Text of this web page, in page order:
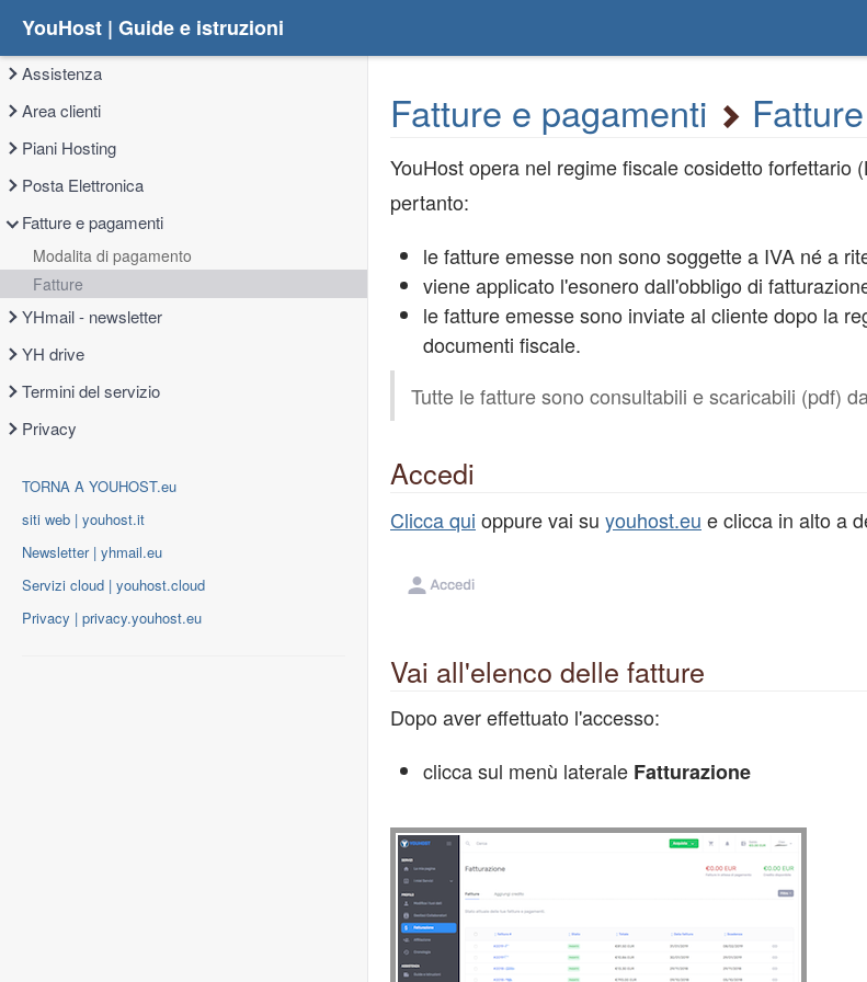
YouHost | Guide e istruzioni
Assistenza
Area clienti
Piani Hosting
Posta Elettronica
Fatture e pagamenti
Modalita di pagamento
Fatture
YHmail - newsletter
YH drive
Termini del servizio
Privacy
TORNA A YOUHOST.eu
siti web | youhost.it
Newsletter | yhmail.eu
Servizi cloud | youhost.cloud
Privacy | privacy.youhost.eu
Fatture e pagamenti Fatture
YouHost opera nel regime fiscale cosidetto
pertanto:
le fatture emesse non sono soggette a IVA né a
viene applicato l'esonero dall'obbligo di
le fatture emesse sono inviate al cliente dopo la
documenti fiscale.
Tutte le fatture sono consultabili e scaricabili (pdf)
Accedi
Clicca qui oppure vai su youhost.eu e clicca in alto a
Vai all'elenco delle fatture
Dopo aver effettuato l'accesso:
clicca sul menù laterale Fatturazione